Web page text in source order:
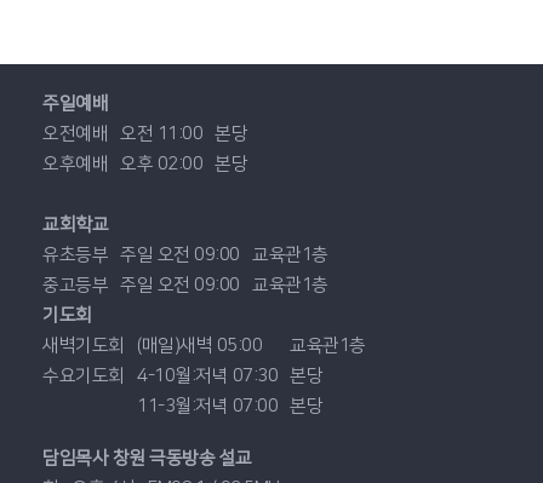
주일예배
오전예배
오전 11:00 본당
오후예배
오후 02:00 본당
교회학교
유초등부 주일 오전 09:00
교육관1층
중고등부 주일 오전 09:00
교육관1층
기도회
새벽기도회
(매일)새벽 05:00
교육관1층
수요기도회
4-10월:저녁 07:30 본당
11-3월:저녁 07:00 본당
담임목사 창원 극동방송 설교